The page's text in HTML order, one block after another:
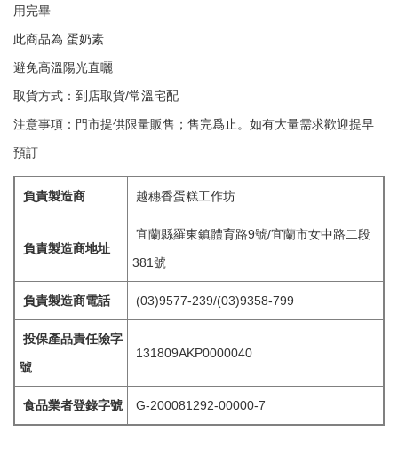
用完畢
此商品為 蛋奶素
避免高溫陽光直曬
取貨方式：到店取貨/常溫宅配
注意事項：門市提供限量販售；售完爲止。如有大量需求歡迎提早
預訂
負責製造商 越穗香蛋糕工作坊
負責製造商地址
宜蘭縣羅東鎮體育路9號/宜蘭市女中路二段
381號
負責製造商電話 (03)9577-239/(03)9358-799
投保產品責任險字
號
131809AKP0000040
食品業者登錄字號 G-200081292-00000-7